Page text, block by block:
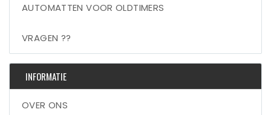
AUTOMATTEN VOOR OLDTIMERS
VRAGEN ??
INFORMATIE
OVER ONS